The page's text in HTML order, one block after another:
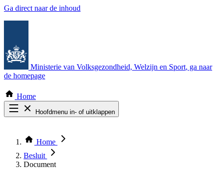
Ga direct naar de inhoud
Ministerie van Volksgezondheid, Welzijn en Sport, ga naar
de homepage
Home
Hoofdmenu in- of uitklappen
Thema COVID-19
Bekijk per bestuursorgaan
Home
Besluit
Document